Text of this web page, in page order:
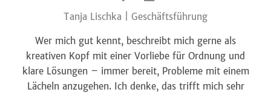
Tanja Lischka | Geschäftsführung
Wer mich gut kennt, beschreibt mich gerne als
kreativen Kopf mit einer Vorliebe für Ordnung und
klare Lösungen – immer bereit, Probleme mit einem
Lächeln anzugehen. Ich denke, das trifft mich sehr